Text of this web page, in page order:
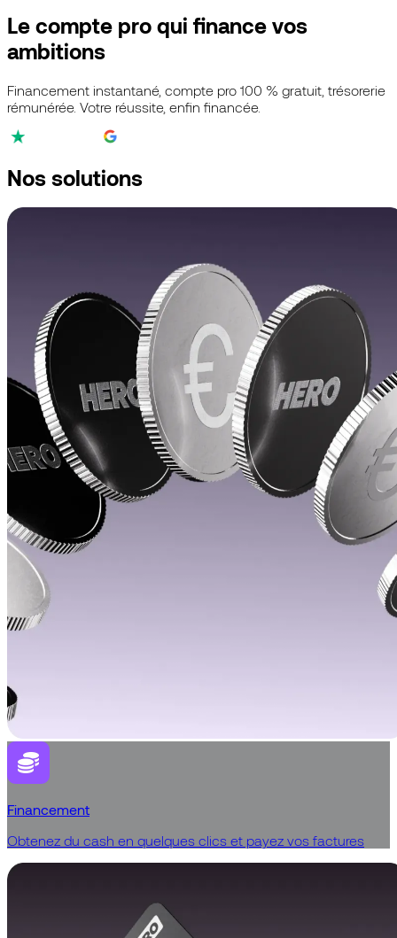
Le compte pro qui finance vos
ambitions
Financement instantané, compte pro 100 % gratuit, trésorerie
rémunérée. Votre réussite, enfin financée.
Nos solutions
Financement
Obtenez du cash en quelques clics et payez vos factures